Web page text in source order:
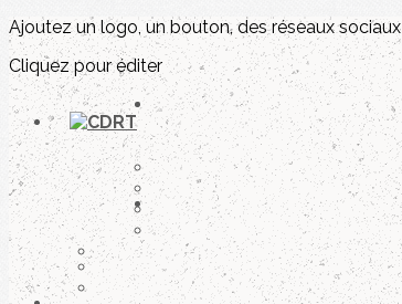
Ajoutez un logo, un bouton, des réseaux sociaux
Cliquez pour éditer